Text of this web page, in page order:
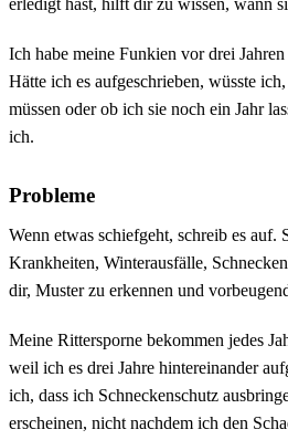
Ich habe meine Funkien vor drei
Hätte ich es aufgeschrieben, wüsste
müssen oder ob ich sie noch ein Jahr
ich.
Probleme
Wenn etwas schiefgeht, schreib es auf.
Krankheiten, Winterausfälle,
dir, Muster zu erkennen und
Meine Rittersporne bekommen jedes
weil ich es drei Jahre hintereinander
ich, dass ich Schneckenschutz
erscheinen, nicht nachdem ich den